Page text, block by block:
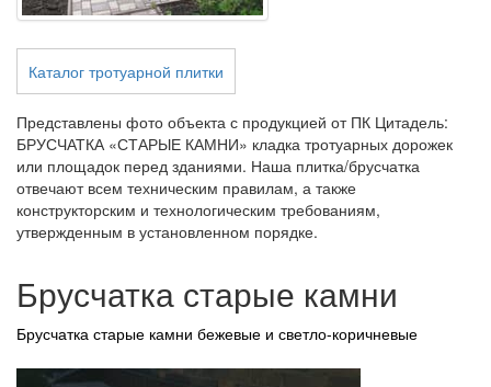
Каталог тротуарной плитки
Представлены фото объекта с продукцией от ПК Цитадель:
БРУСЧАТКА «СТАРЫЕ КАМНИ» кладка тротуарных дорожек
или площадок перед зданиями. Наша плитка/брусчатка
отвечают всем техническим правилам, а также
конструкторским и технологическим требованиям,
утвержденным в установленном порядке.
Брусчатка старые камни
Брусчатка старые камни бежевые и светло-коричневые